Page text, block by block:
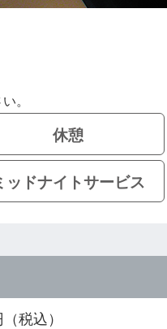
。
休憩
ッドナイトサービス
税込）